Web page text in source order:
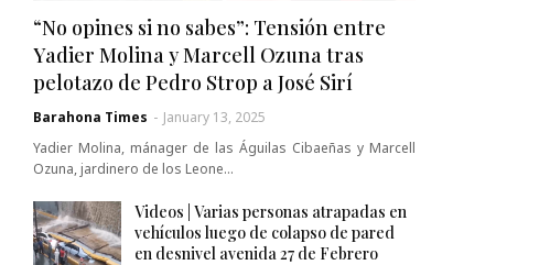
“No opines si no sabes”: Tensión entre
Yadier Molina y Marcell Ozuna tras
pelotazo de Pedro Strop a José Sirí
Barahona Times - January 13, 2025
Yadier Molina, mánager de las Águilas Cibaeñas y Marcell
Ozuna, jardinero de los Leone…
Videos | Varias personas atrapadas en
vehículos luego de colapso de pared
en desnivel avenida 27 de Febrero